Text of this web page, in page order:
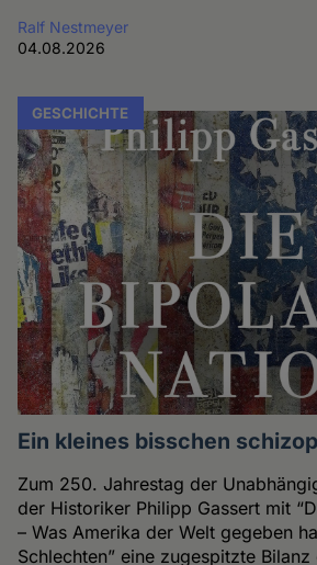
Ralf Nestmeyer
04.08.2026
GESCHICHTE
Ein kleines bisschen
Zum 250. Jahrestag der
der Historiker Philipp Gassert mit
– Was Amerika der Welt gegeben
Schlechten” eine zugespitzte Bilanz